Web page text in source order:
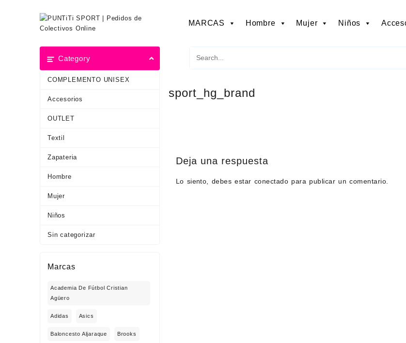
MARCAS Hombre Mujer Niños
Category
COMPLEMENTO UNISEX
Accesorios
OUTLET
Textil
Zapateria
Hombre
Mujer
Niños
Sin categorizar
sport_hg_brand
Deja una respuesta
Lo siento, debes estar conectado para publicar un comentario.
Marcas
Academia De Fútbol Cristian
Agüero
Adidas Asics
Baloncesto Aljaraque Brooks